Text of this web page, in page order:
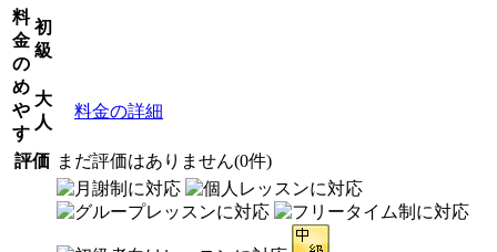
料
金
の
め
や
す
初
級
大
人
料金の詳細
評価 まだ評価はありません(0件)